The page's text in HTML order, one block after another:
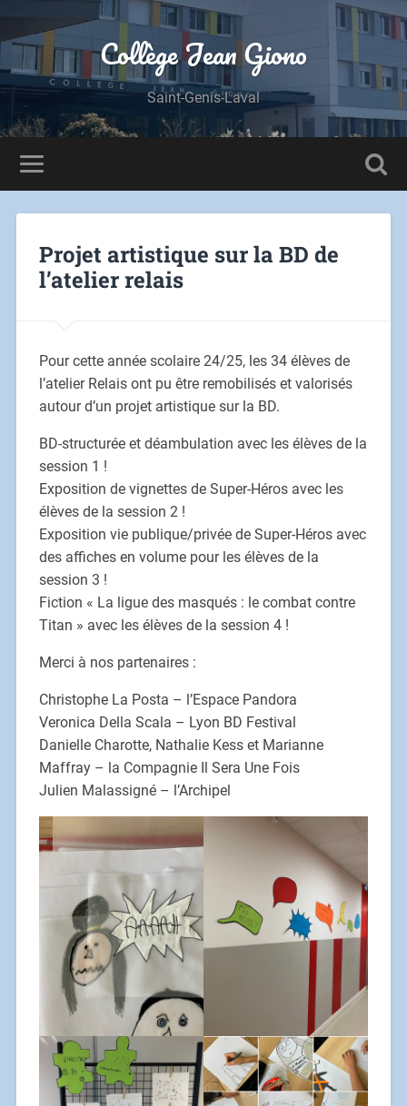
Collège Jean Giono
Saint-Genis-Laval
Projet artistique sur la BD de
l’atelier relais
Pour cette année scolaire 24/25, les 34 élèves de
l’atelier Relais ont pu être remobilisés et valorisés
autour d’un projet artistique sur la BD.
BD-structurée et déambulation avec les élèves de la
session 1 !
Exposition de vignettes de Super-Héros avec les
élèves de la session 2 !
Exposition vie publique/privée de Super-Héros avec
des affiches en volume pour les élèves de la
session 3 !
Fiction « La ligue des masqués : le combat contre
Titan » avec les élèves de la session 4 !
Merci à nos partenaires :
Christophe La Posta – l’Espace Pandora
Veronica Della Scala – Lyon BD Festival
Danielle Charotte, Nathalie Kess et Marianne
Maffray – la Compagnie Il Sera Une Fois
Julien Malassigné – l’Archipel
Panneau de gestion des cookies